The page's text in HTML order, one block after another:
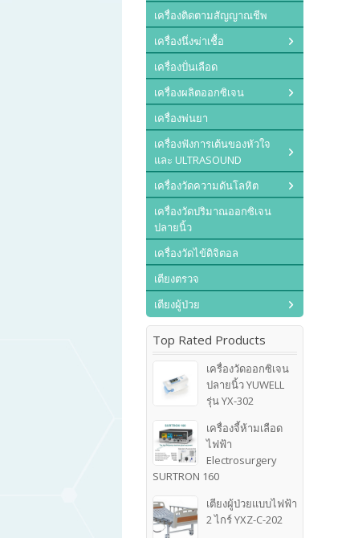
เครื่องติดตามสัญญาณชีพ
เครื่องนึ่งฆ่าเชื้อ
เครื่องปั่นเลือด
เครื่องผลิตออกซิเจน
เครื่องพ่นยา
เครื่องฟังการเต้นของหัวใจ
และ ULTRASOUND
เครื่องวัดความดันโลหิต
เครื่องวัดปริมาณออกซิเจน
ปลายนิ้ว
เครื่องวัดไข้ดิจิตอล
เตียงตรวจ
เตียงผู้ป่วย
Top Rated Products
เครื่องวัดออกซิเจน
ปลายนิ้ว YUWELL
รุ่น YX-302
เครื่องจี้ห้ามเลือด
ไฟฟ้า
Electrosurgery
SURTRON 160
เตียงผู้ป่วยแบบไฟฟ้า
2 ไกร์ YXZ-C-202